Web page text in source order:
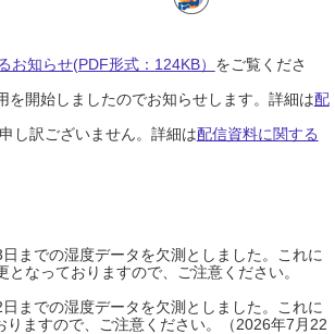
お知らせ(PDF形式：124KB） をご覧くださ
開始しましたのでお知らせします。詳細は配
し訳ございません。詳細は配信資料に関する
までの湿度データを欠測としました。これに
なっておりますので、ご注意ください。
までの湿度データを欠測としました。これに
ますので、ご注意ください。（2026年7月22